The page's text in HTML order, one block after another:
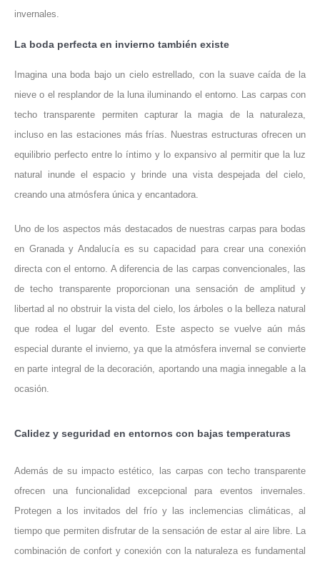
invernales.
La boda perfecta en invierno también existe
Imagina una boda bajo un cielo estrellado, con la suave caída de la
nieve o el resplandor de la luna iluminando el entorno. Las carpas con
techo transparente permiten capturar la magia de la naturaleza,
incluso en las estaciones más frías. Nuestras estructuras ofrecen un
equilibrio perfecto entre lo íntimo y lo expansivo al permitir que la luz
natural inunde el espacio y brinde una vista despejada del cielo,
creando una atmósfera única y encantadora.
Uno de los aspectos más destacados de nuestras carpas para bodas
en Granada y Andalucía es su capacidad para crear una conexión
directa con el entorno. A diferencia de las carpas convencionales, las
de techo transparente proporcionan una sensación de amplitud y
libertad al no obstruir la vista del cielo, los árboles o la belleza natural
que rodea el lugar del evento. Este aspecto se vuelve aún más
especial durante el invierno, ya que la atmósfera invernal se convierte
en parte integral de la decoración, aportando una magia innegable a la
ocasión.
Calidez y seguridad en entornos con bajas temperaturas
Además de su impacto estético, las carpas con techo transparente
ofrecen una funcionalidad excepcional para eventos invernales.
Protegen a los invitados del frío y las inclemencias climáticas, al
tiempo que permiten disfrutar de la sensación de estar al aire libre. La
combinación de confort y conexión con la naturaleza es fundamental